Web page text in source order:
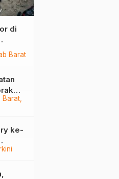
Barat
di
3
Barat
ke-